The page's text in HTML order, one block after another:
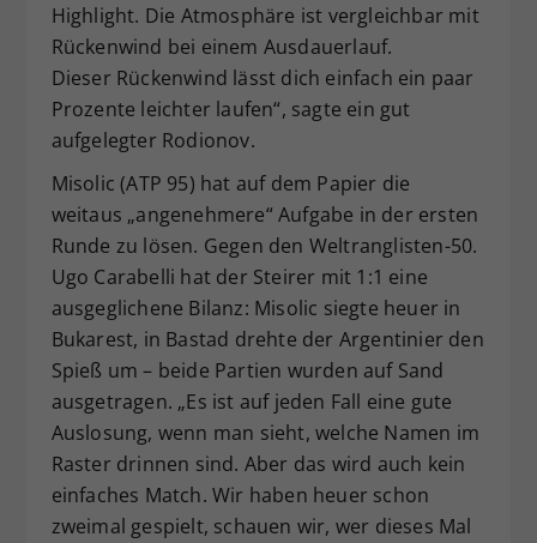
Highlight. Die Atmosphäre ist vergleichbar mit
Rückenwind bei einem Ausdauerlauf.
Dieser Rückenwind lässt dich einfach ein paar
Prozente leichter laufen“, sagte ein gut
aufgelegter Rodionov.
Misolic (ATP 95) hat auf dem Papier die
weitaus „angenehmere“ Aufgabe in der ersten
Runde zu lösen. Gegen den Weltranglisten-50.
Ugo Carabelli hat der Steirer mit 1:1 eine
ausgeglichene Bilanz: Misolic siegte heuer in
Bukarest, in Bastad drehte der Argentinier den
Spieß um – beide Partien wurden auf Sand
ausgetragen. „Es ist auf jeden Fall eine gute
Auslosung, wenn man sieht, welche Namen im
Raster drinnen sind. Aber das wird auch kein
einfaches Match. Wir haben heuer schon
zweimal gespielt, schauen wir, wer dieses Mal